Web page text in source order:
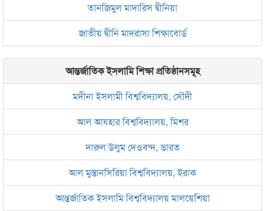
তানজিমুল মাদারিস দ্বীনিয়া
জাতীয় দ্বীনি মাদরাসা শিক্ষাবোর্ড
আন্তর্জাতিক ইসলামি শিক্ষা প্রতিষ্ঠানসমূহ
মদীনা ইসলামী বিশ্ববিদ্যালয়, সৌদী
আল আযহার বিশ্ববিদ্যালয়, মিশর
দারুল উলুম দেওবন্দ, ভারত
আল মুস্তানসিরিয়া বিশ্ববিদ্যালয়, ইরাক
আন্তর্জাতিক ইসলামি বিশ্ববিদ্যালয় মালয়েশিয়া